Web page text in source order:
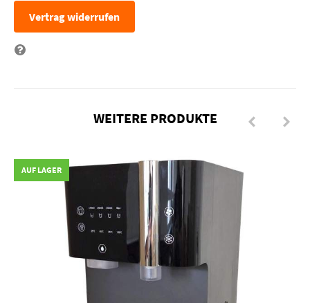
Vertrag widerrufen
WEITERE PRODUKTE
AUF LAGER